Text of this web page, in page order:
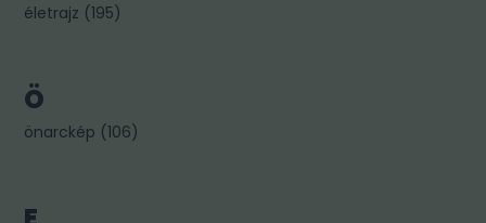
életrajz (195)
Ö
önarckép (106)